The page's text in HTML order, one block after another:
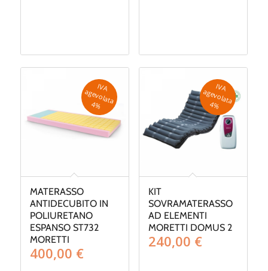
MATERASSO
ANTIDECUBITO IN
POLIURETANO
ESPANSO ST732
MORETTI
400,00 €
IV
A
a
g
e
v
o
la
ta
4
%
KIT
SOVRAMATERASSO
AD ELEMENTI
MORETTI DOMUS 2
240,00 €
IV
A
a
g
e
v
o
la
ta
4
%